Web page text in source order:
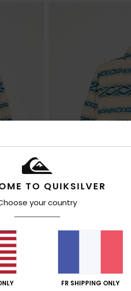
TO QUIKSILVER
your country
FR SHIPPING ONLY